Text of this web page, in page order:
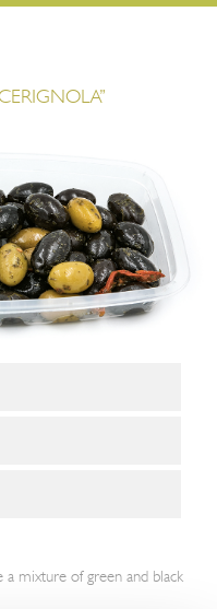
mixture of green and black